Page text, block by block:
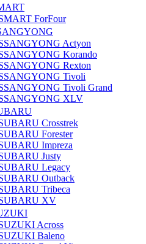
ForFour
Actyon
Korando
Rexton
Tivoli
Tivoli Grand
SSANGYONG XLV
Crosstrek
Forester
Impreza
Justy
Legacy
Outback
Tribeca
SUBARU XV
Across
Baleno